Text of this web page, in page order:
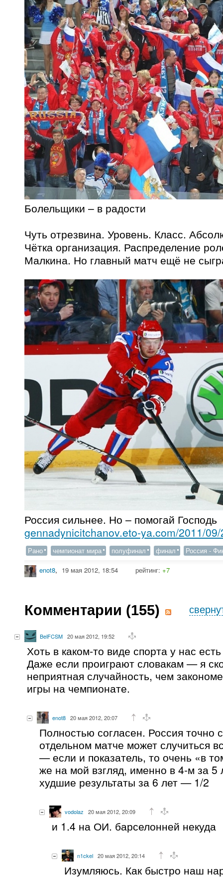
Болельщики – в радости
Чуть отрезвина. Уровень. Класс.
Чётка организация. Распределение
Малкина. Но главный матч ещё не
Россия сильнее. Но – помогай Господь
gennadynicitchanov.eto-ya.com/2011/
Рано чемпионат мира полуфинал финал Россия -
enot8, 19 мая 2012, 18:54 рейтинг: +7
Комментарии (155)
BelFCSM 20 мая 2012, 19:52
Хоть в каком-то виде спорта у нас
Даже если проиграют словакам — я
неприятная случайность, чем
игры на чемпионате.
enot8 20 мая 2012, 20:07
Полностью согласен. Россия точно
отдельном матче может случиться
— если и показатель, то очень «в
же на мой взгляд, именно в 4-м за
худшие результаты за 6 лет — 1/2
vodolaz 20 мая 2012, 20:09
и 1.4 на ОИ. барселонней некуда
n1ckel 20 мая 2012, 20:14
Изумляюсь. Как быстро наш